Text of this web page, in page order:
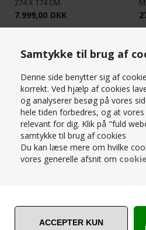
Samtykke til brug af
Denne side benytter sig af
korrekt. Ved hjælp af cookies
og analyserer besøg på vores
hele tiden forbedres, og at
relevant for dig. Klik på "fuld
samtykke til brug af cookies
Du kan læse mere om hvilke
vores generelle afsnit om
274 X 174 CM.
7.999,00 DKK
SPAR
46%
ROSENHOLM 3 + 2 PERS.
TREMMESOFA - STOF DESSIN
BOSS 15 LYSGRÅ